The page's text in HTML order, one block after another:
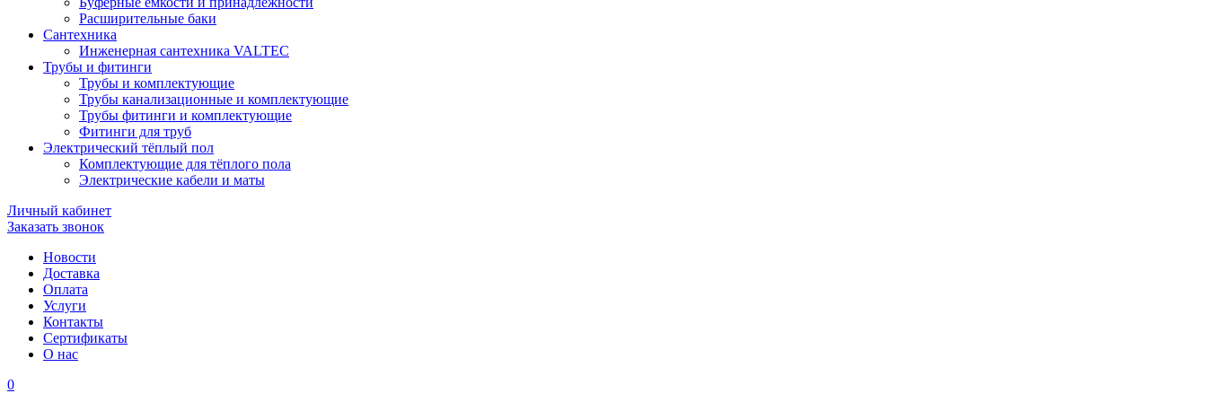
Расширительные баки
Сантехника
Инженерная сантехника VALTEC
Трубы и фитинги
Трубы и комплектующие
Трубы канализационные и комплектующие
Трубы фитинги и комплектующие
Фитинги для труб
Электрический тёплый пол
Комплектующие для тёплого пола
Электрические кабели и маты
Личный кабинет
Заказать звонок
Новости
Доставка
Оплата
Услуги
Контакты
Cертификаты
О нас
0